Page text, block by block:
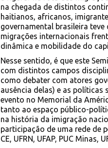
na chegada de distintos
haitianos, africanos,
governamental brasileira teve
migrações internacionais
dinâmica e mobilidade do
Nesse sentido, é que este
com distintos campos
como debater com atores
ausência delas) e as políticas
evento no Memorial da
tanto ao espaço público-
na história da imigração
participação de uma rede de
CE, UFRN, UFAP, PUC